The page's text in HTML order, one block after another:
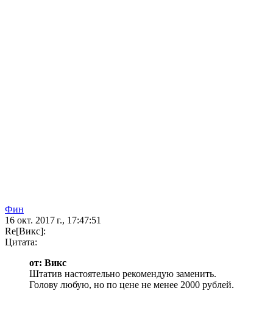
Фин
16 окт. 2017 г., 17:47:51
Re[Викс]:
Цитата:
от: Викс
Штатив настоятельно рекомендую заменить.
Голову любую, но по цене не менее 2000 рублей.